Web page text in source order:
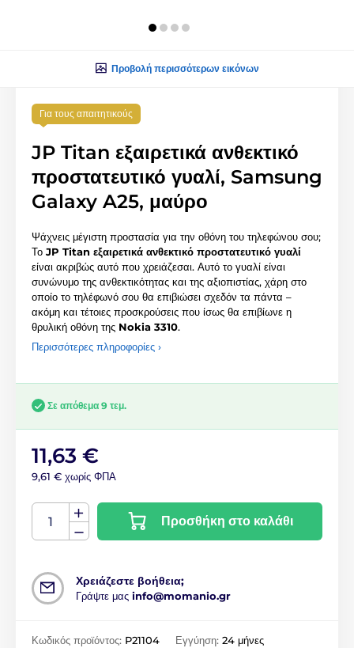
Προβολή περισσότερων εικόνων
Για τους απαιτητικούς
JP Titan εξαιρετικά ανθεκτικό
προστατευτικό γυαλί, Samsung
Galaxy A25, μαύρο
Ψάχνεις μέγιστη προστασία για την οθόνη του τηλεφώνου σου;
Το JP Titan εξαιρετικά ανθεκτικό προστατευτικό γυαλί
είναι ακριβώς αυτό που χρειάζεσαι. Αυτό το γυαλί είναι
συνώνυμο της ανθεκτικότητας και της αξιοπιστίας, χάρη στο
οποίο το τηλέφωνό σου θα επιβιώσει σχεδόν τα πάντα –
ακόμη και τέτοιες προσκρούσεις που ίσως θα επιβίωνε η
θρυλική οθόνη της Nokia 3310.
Περισσότερες πληροφορίες ›
Σε απόθεμα 9 τεμ.
11,63 €
9,61 € χωρίς ΦΠΑ
Προσθήκη στο καλάθι
Χρειάζεστε βοήθεια;
Γράψτε μας info@momanio.gr
Κωδικός προϊόντος: P21104 Εγγύηση: 24 μήνες